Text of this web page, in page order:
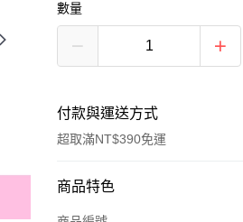
數量
付款與運送方式
超取滿NT$390免運
付款方式
全家線上支付
商品特色